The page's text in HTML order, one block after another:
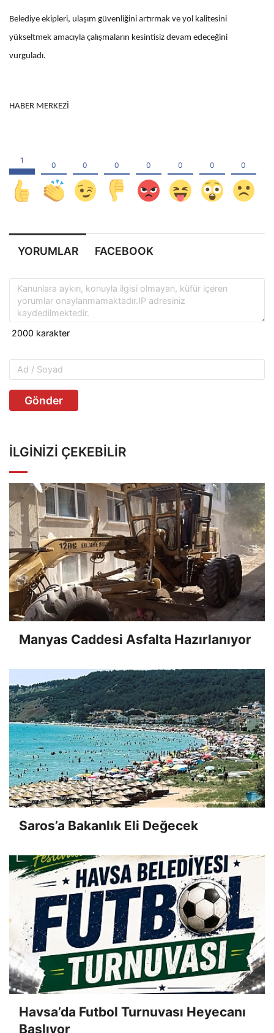
Belediye ekipleri, ulaşım güvenliğini artırmak ve yol kalitesini
yükseltmek amacıyla çalışmaların kesintisiz devam edeceğini
vurguladı.
HABER MERKEZİ
YORUMLAR FACEBOOK
Gönder
İLGINIZI ÇEKEBILIR
Manyas Caddesi Asfalta Hazırlanıyor
Saros’a Bakanlık Eli Değecek
Havsa’da Futbol Turnuvası Heyecanı
Başlıyor